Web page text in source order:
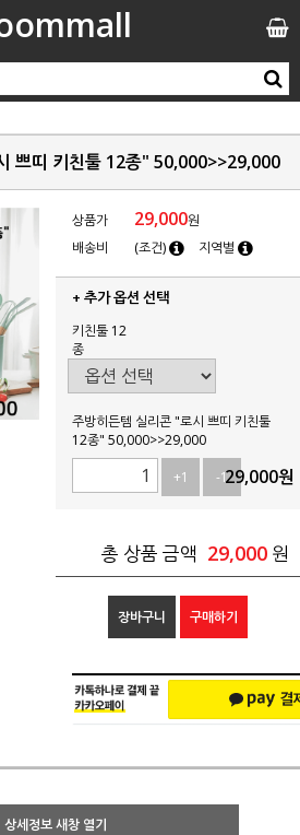
쁘띠 키친툴 12종" 50,000>>29,000
상품가 29,000원
배송비
(조건) 지역별
+ 추가 옵션 선택
키친툴 12
종
주방히든템 실리콘 "로시 쁘띠 키친툴
12종" 50,000>>29,000
+1
-129,000원
총 상품 금액 29,000 원
장바구니 구매하기
상세정보 새창 열기